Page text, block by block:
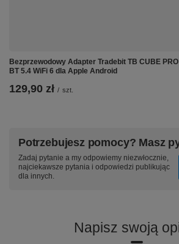
➡️ Co więcej:
⭐ Idealny dla graczy w każdym
poziomie umiejętności.
Silikonowy grip do ROG Ally X
Bezprzewodowy Adapter Tradebit TB CUBE PRO
BT 5.4 WiFi 6 dla Apple Android
129,90 zł / szt.
Potrzebujesz pomocy? Masz
Zadaj pytanie a my odpowiemy niezwłocznie,
najciekawsze pytania i odpowiedzi publikując
dla innych.
Napisz swoją